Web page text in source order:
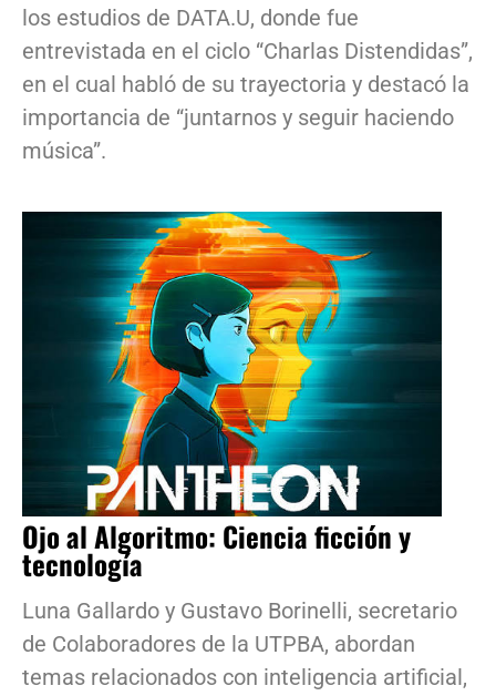
los estudios de DATA.U, donde fue
entrevistada en el ciclo “Charlas Distendidas”,
en el cual habló de su trayectoria y destacó la
importancia de “juntarnos y seguir haciendo
música”.
Ojo al Algoritmo: Ciencia ficción y
tecnología
Luna Gallardo y Gustavo Borinelli, secretario
de Colaboradores de la UTPBA, abordan
temas relacionados con inteligencia artificial,